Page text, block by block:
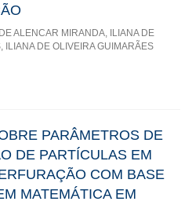
ALENCAR MIRANDA, ILIANA DE
ILIANA DE OLIVEIRA GUIMARÃES
PARÂMETROS DE
DE PARTÍCULAS EM
COM BASE
MATEMÁTICA EM